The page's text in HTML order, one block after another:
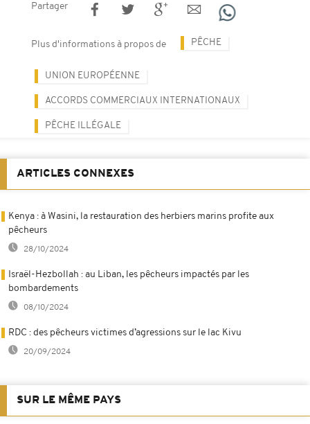
Partager
Plus d'informations à propos de PÊCHE
UNION EUROPÉENNE
ACCORDS COMMERCIAUX INTERNATIONAUX
PÊCHE ILLÉGALE
ARTICLES CONNEXES
Kenya : à Wasini, la restauration des herbiers marins profite aux
pêcheurs
28/10/2024
Israël-Hezbollah : au Liban, les pêcheurs impactés par les
bombardements
08/10/2024
RDC : des pêcheurs victimes d’agressions sur le lac Kivu
20/09/2024
SUR LE MÊME PAYS